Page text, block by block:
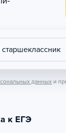
Я старшеклассник
данных и
к ЕГЭ